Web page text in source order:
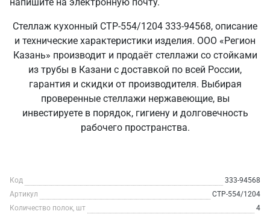
Стеллаж кухонный СТР-554/1204 333-94568, описание
и технические характеристики изделия. ООО «Регион
Казань» производит и продаёт стеллажи со стойками
из трубы в Казани с доставкой по всей России,
гарантия и скидки от производителя. Выбирая
проверенные стеллажи нержавеющие, вы
инвестируете в порядок, гигиену и долговечность
рабочего пространства.
Код
333-94568
Артикул
СТР-554/1204
Количество полок, шт
4